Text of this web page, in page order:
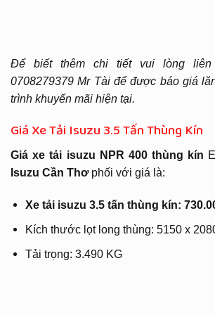
Để biết thêm chi tiết vui lòng liên
0708279379 Mr Tài để được báo giá
trình khuyến mãi hiện tại.
Giá Xe Tải Isuzu 3.5 Tấn Thùng Kín
Giá xe tải isuzu NPR 400 thùng kín
Isuzu Cần Thơphối với giá là:
Xe tải isuzu 3.5 tấn thùng kín:
Kích thước lọt long thùng: 5150 x
Tải trọng: 3.490 KG